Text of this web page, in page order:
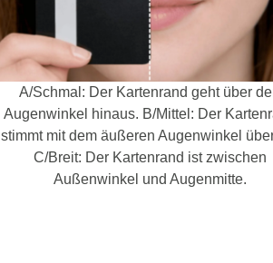
A/Schmal: Der Kartenrand geht über
Augenwinkel hinaus. B/Mittel: Der
stimmt mit dem äußeren Augenwinkel
C/Breit: Der Kartenrand ist zwischen
Außenwinkel und Augenmitte.